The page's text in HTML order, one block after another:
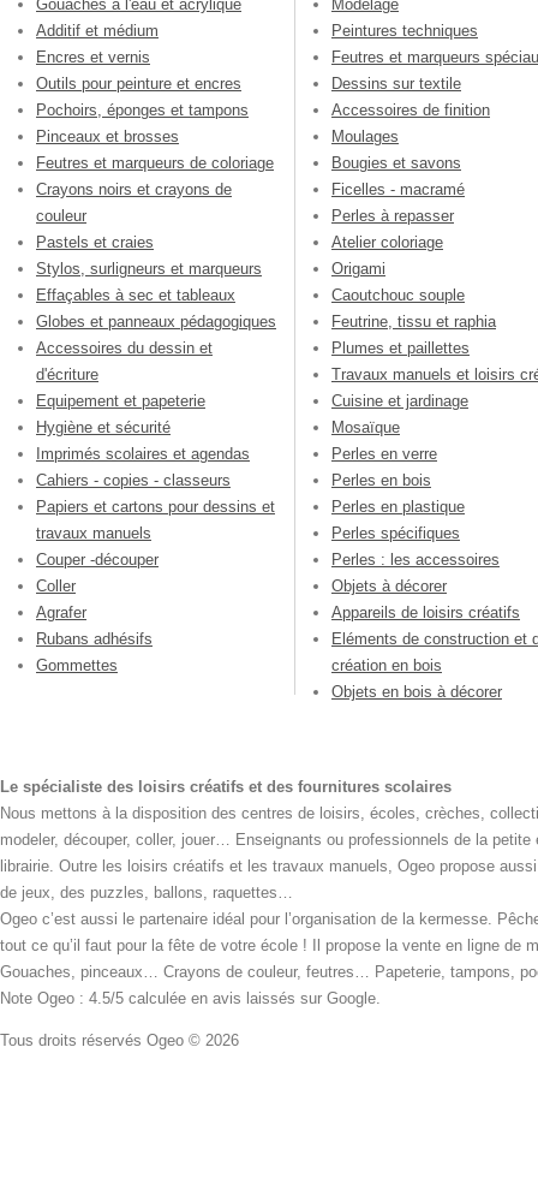
Gouaches à l'eau et acrylique
Additif et médium
Encres et vernis
Outils pour peinture et encres
Pochoirs, éponges et tampons
Pinceaux et brosses
Feutres et marqueurs de coloriage
Crayons noirs et crayons de
couleur
Pastels et craies
Stylos, surligneurs et marqueurs
Effaçables à sec et tableaux
Globes et panneaux pédagogiques
Accessoires du dessin et
d'écriture
Equipement et papeterie
Hygiène et sécurité
Imprimés scolaires et agendas
Cahiers - copies - classeurs
Papiers et cartons pour dessins et
travaux manuels
Couper -découper
Coller
Agrafer
Rubans adhésifs
Gommettes
Modelage
Peintures techniques
Feutres et marqueurs
Dessins sur textile
Accessoires de finition
Moulages
Bougies et savons
Ficelles - macramé
Perles à repasser
Atelier coloriage
Origami
Caoutchouc souple
Feutrine, tissu et raphia
Plumes et paillettes
Travaux manuels et loisirs
Cuisine et jardinage
Mosaïque
Perles en verre
Perles en bois
Perles en plastique
Perles spécifiques
Perles : les accessoires
Objets à décorer
Appareils de loisirs créatifs
Eléments de construction et
création en bois
Objets en bois à décorer
Le spécialiste des loisirs créatifs et des fournitures scolaires
Nous mettons à la disposition des centres de loisirs, écoles, crèches,
modeler, découper, coller, jouer… Enseignants ou professionnels de la
librairie. Outre les loisirs créatifs et les travaux manuels, Ogeo propose
de jeux, des puzzles, ballons, raquettes…
Ogeo c’est aussi le partenaire idéal pour l’organisation de la kermesse.
tout ce qu’il faut pour la fête de votre école ! Il propose la vente en ligne
Gouaches, pinceaux… Crayons de couleur, feutres… Papeterie, tampons,
Note Ogeo : 4.5/5 calculée en avis laissés sur Google.
Tous droits réservés Ogeo © 2026